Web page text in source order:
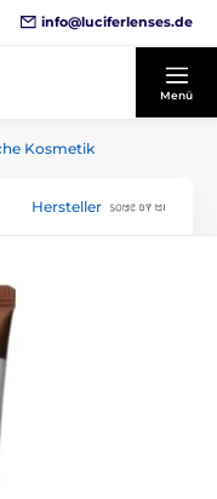
info@luciferlenses.de
Menü
Kosmetik
Hersteller